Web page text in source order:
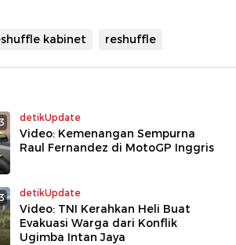
kabinet reshuffle
detikUpdate
Video: Kemenangan Sempurna
Raul Fernandez di MotoGP Inggris
detikUpdate
Video: TNI Kerahkan Heli Buat
Evakuasi Warga dari Konflik
Ugimba Intan Jaya